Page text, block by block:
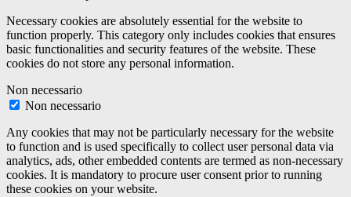
Necessary cookies are absolutely essential for the website to
function properly. This category only includes cookies that ensures
basic functionalities and security features of the website. These
cookies do not store any personal information.
Non necessario
Non necessario
Any cookies that may not be particularly necessary for the website
to function and is used specifically to collect user personal data via
analytics, ads, other embedded contents are termed as non-necessary
cookies. It is mandatory to procure user consent prior to running
these cookies on your website.